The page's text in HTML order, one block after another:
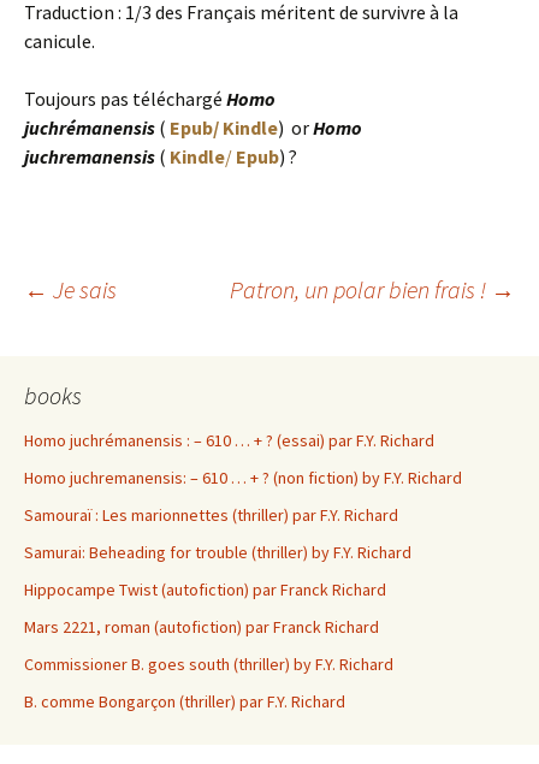
Traduction : 1/3 des Français méritent de survivre à la
canicule.
Toujours pas téléchargé Homo
juchrémanensis ( Epub/ Kindle) orHomo
juchremanensis ( Kindle/ Epub) ?
Navigation
des
articles
← Je sais Patron, un polar bien frais ! →
books
Homo juchrémanensis : – 610 … + ? (essai) par F.Y. Richard
Homo juchremanensis: – 610 … + ? (non fiction) by F.Y. Richard
Samouraï : Les marionnettes (thriller) par F.Y. Richard
Samurai: Beheading for trouble (thriller) by F.Y. Richard
Hippocampe Twist (autofiction) par Franck Richard
Mars 2221, roman (autofiction) par Franck Richard
Commissioner B. goes south (thriller) by F.Y. Richard
B. comme Bongarçon (thriller) par F.Y. Richard